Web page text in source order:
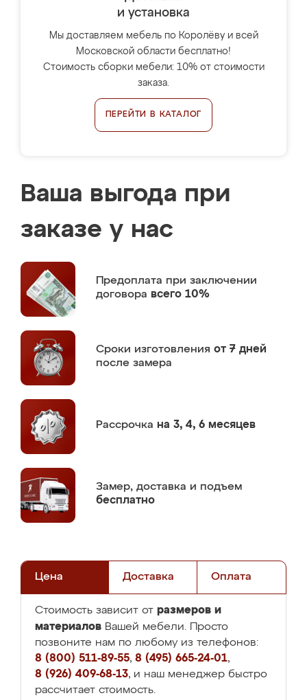
и установка
Мы доставляем мебель по Королёву и всей
Московской области бесплатно!
Стоимость сборки мебели: 10% от стоимости
заказа.
ПЕРЕЙТИ В КАТАЛОГ
Ваша выгода при
заказе у нас
Предоплата при заключении
договора всего 10%
Сроки изготовления от 7 дней
после замера
Рассрочка на 3, 4, 6 месяцев
Замер, доставка и подъем
бесплатно
Цена Доставка Оплата
Стоимость зависит от размеров и
материалов Вашей мебели. Просто
позвоните нам по любому из телефонов:
8 (800) 511-89-55, 8 (495) 665-24-01,
8 (926) 409-68-13, и наш менеджер быстро
рассчитает стоимость.